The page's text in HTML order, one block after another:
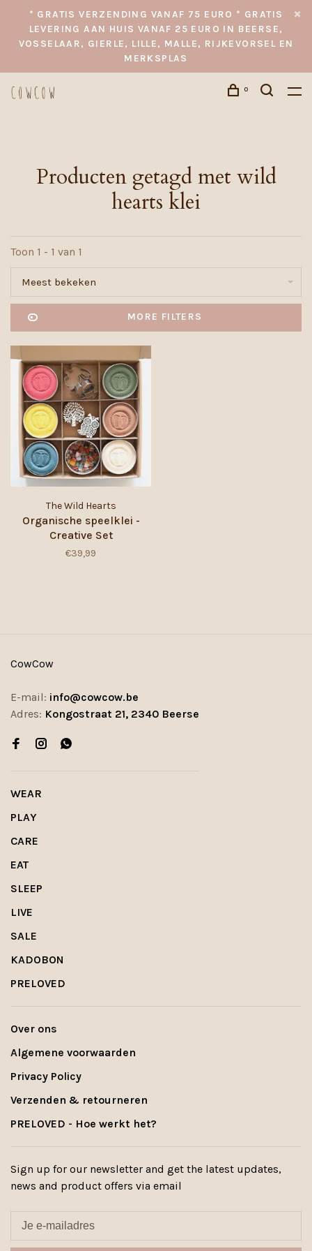
* GRATIS VERZENDING VANAF 75 EURO * GRATIS
LEVERING AAN HUIS VANAF 25 EURO IN BEERSE,
VOSSELAAR, GIERLE, LILLE, MALLE, RIJKEVORSEL EN
MERKSPLAS
0
Producten getagd met wild
hearts klei
Toon 1 - 1 van 1
Meest bekeken
MORE FILTERS
The Wild Hearts
Organische speelklei -
Creative Set
€39,99
CowCow
E-mail: info@cowcow.be
Adres: Kongostraat 21, 2340 Beerse
WEAR
PLAY
CARE
EAT
SLEEP
LIVE
SALE
KADOBON
PRELOVED
Over ons
Algemene voorwaarden
Privacy Policy
Verzenden & retourneren
PRELOVED - Hoe werkt het?
Sign up for our newsletter and get the latest updates,
news and product offers via email